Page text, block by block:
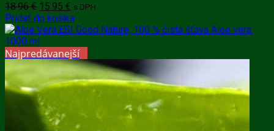
18.96€ Pôvodná
cena
bola:
18.96 €.
15.95 € Aktuálna
cena
je:
s DPH
Pridať do košíka
Najpredávanejší